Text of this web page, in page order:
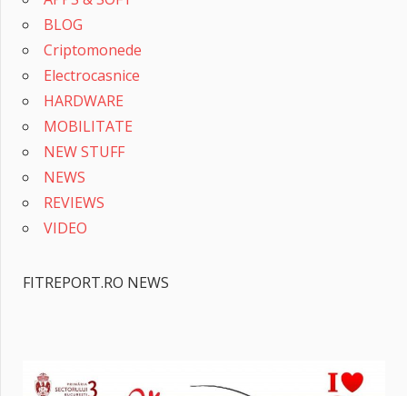
BLOG
Criptomonede
Electrocasnice
HARDWARE
MOBILITATE
NEW STUFF
NEWS
REVIEWS
VIDEO
FITREPORT.RO NEWS